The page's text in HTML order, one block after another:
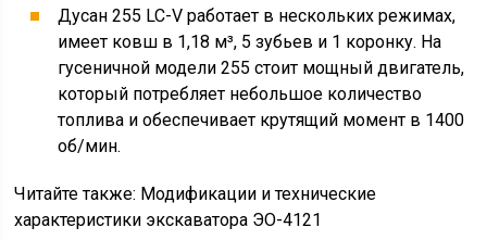
Дусан 255 LC-V работает в нескольких режимах,
имеет ковш в 1,18 м³, 5 зубьев и 1 коронку. На
гусеничной модели 255 стоит мощный двигатель,
который потребляет небольшое количество
топлива и обеспечивает крутящий момент в 1400
об/мин.
Читайте также: Модификации и технические
характеристики экскаватора ЭО-4121